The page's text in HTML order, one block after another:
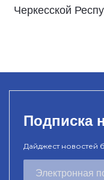
Черкесской
Подписка
Дайджест новостей